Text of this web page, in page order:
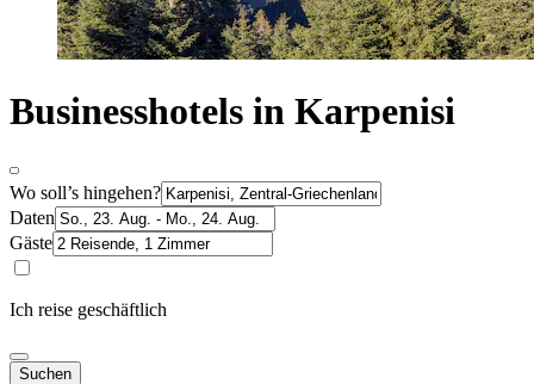
Businesshotels in Karpenisi
Wo soll’s hingehen?
Daten
Gäste
Ich reise geschäftlich
Suchen